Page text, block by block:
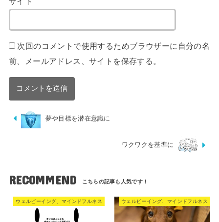
次回のコメントで使用するためブラウザーに自分の名
前、メールアドレス、サイトを保存する。
夢や目標を潜在意識に
ワクワクを基準に
RECOMMEND
ウェルビーイング、マインドフルネス ウェルビーイング、マインドフルネス